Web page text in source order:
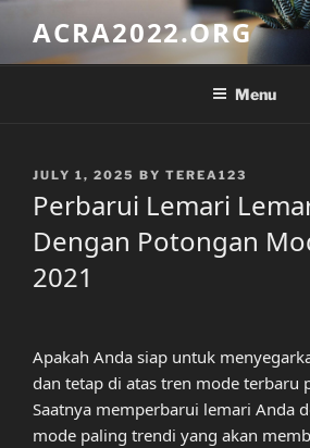
content
ACRA2022.ORG
Menu
POSTED
JULY 1, 2025 BY TEREA123
Perbarui Lemari
Dengan Potongan
2021
Apakah Anda siap untuk
dan tetap di atas tren mode terbaru
Saatnya memperbarui lemari Anda
mode paling trendi yang akan